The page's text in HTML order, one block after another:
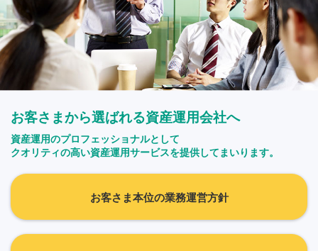
お客さまから選ばれる資産運用会社へ
資産運用のプロフェッショナルとして
クオリティの高い資産運用サービスを提供してまいります。
お客さま本位の業務運営方針